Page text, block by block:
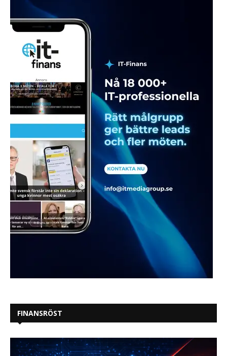
FINANSRÖST